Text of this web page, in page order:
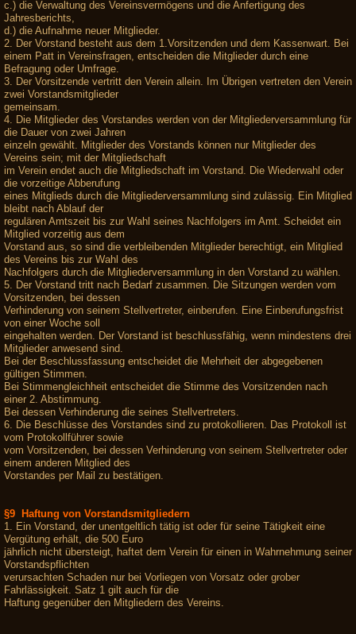
c.) die Verwaltung des Vereinsvermögens und die Anfertigung des
Jahresberichts,
d.) die Aufnahme neuer Mitglieder.
2. Der Vorstand besteht aus dem 1.Vorsitzenden und dem Kassenwart. Bei
einem Patt in Vereinsfragen, entscheiden die Mitglieder durch eine
Befragung oder Umfrage.
3. Der Vorsitzende vertritt den Verein allein. Im Übrigen vertreten den Verein
zwei Vorstandsmitglieder
gemeinsam.
4. Die Mitglieder des Vorstandes werden von der Mitgliederversammlung für
die Dauer von zwei Jahren
einzeln gewählt. Mitglieder des Vorstands können nur Mitglieder des
Vereins sein; mit der Mitgliedschaft
im Verein endet auch die Mitgliedschaft im Vorstand. Die Wiederwahl oder
die vorzeitige Abberufung
eines Mitglieds durch die Mitgliederversammlung sind zulässig. Ein Mitglied
bleibt nach Ablauf der
regulären Amtszeit bis zur Wahl seines Nachfolgers im Amt. Scheidet ein
Mitglied vorzeitig aus dem
Vorstand aus, so sind die verbleibenden Mitglieder berechtigt, ein Mitglied
des Vereins bis zur Wahl des
Nachfolgers durch die Mitgliederversammlung in den Vorstand zu wählen.
5. Der Vorstand tritt nach Bedarf zusammen. Die Sitzungen werden vom
Vorsitzenden, bei dessen
Verhinderung von seinem Stellvertreter, einberufen. Eine Einberufungsfrist
von einer Woche soll
eingehalten werden. Der Vorstand ist beschlussfähig, wenn mindestens drei
Mitglieder anwesend sind.
Bei der Beschlussfassung entscheidet die Mehrheit der abgegebenen
gültigen Stimmen.
Bei Stimmengleichheit entscheidet die Stimme des Vorsitzenden nach
einer 2. Abstimmung.
Bei dessen Verhinderung die seines Stellvertreters.
6. Die Beschlüsse des Vorstandes sind zu protokollieren. Das Protokoll ist
vom Protokollführer sowie
vom Vorsitzenden, bei dessen Verhinderung von seinem Stellvertreter oder
einem anderen Mitglied des
Vorstandes per Mail zu bestätigen.
§9 Haftung von Vorstandsmitgliedern
1. Ein Vorstand, der unentgeltlich tätig ist oder für seine Tätigkeit eine
Vergütung erhält, die 500 Euro
jährlich nicht übersteigt, haftet dem Verein für einen in Wahrnehmung seiner
Vorstandspflichten
verursachten Schaden nur bei Vorliegen von Vorsatz oder grober
Fahrlässigkeit. Satz 1 gilt auch für die
Haftung gegenüber den Mitgliedern des Vereins.